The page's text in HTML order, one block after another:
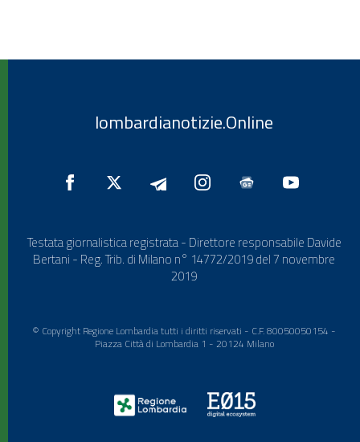
lombardianotizie.Online
Testata giornalistica registrata - Direttore responsabile Davide
Bertani - Reg. Trib. di Milano n° 14772/2019 del 7 novembre
2019
© Copyright Regione Lombardia tutti i diritti riservati - C.F. 80050050154 -
Piazza Città di Lombardia 1 - 20124 Milano